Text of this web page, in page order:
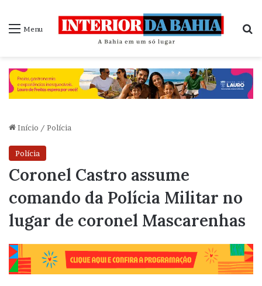
Menu
Início / Polícia
Polícia
Coronel Castro assume
comando da Polícia Militar no
lugar de coronel Mascarenhas